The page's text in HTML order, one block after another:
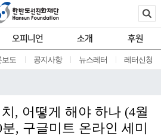
오피니언 소개 후원
보도 공지사항 뉴스레터 레터신청
, 어떻게 해야 하나 (4월
, 구글미트 온라인 세미